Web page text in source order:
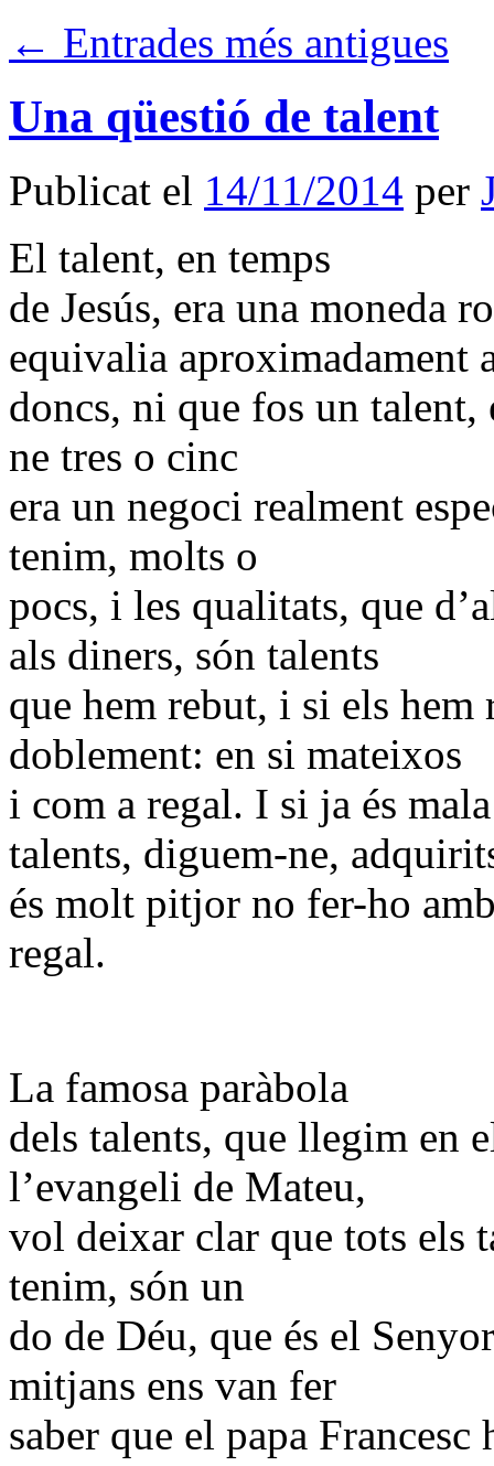
← Entrades més antigues
Una qüestió de talent
Publicat el 14/11/2014 per
El talent, en temps
de Jesús, era una moneda
equivalia aproximadament
doncs, ni que fos un
ne tres o cinc
era un negoci realment
tenim, molts o
pocs, i les qualitats, que
als diners, són talents
que hem rebut, i si els hem
doblement: en si mateixos
i com a regal. I si ja és
talents, diguem-ne,
és molt pitjor no fer-ho
regal.
La famosa paràbola
dels talents, que llegim en
l’evangeli de Mateu,
vol deixar clar que tots els
tenim, són un
do de Déu, que és el
mitjans ens van fer
saber que el papa